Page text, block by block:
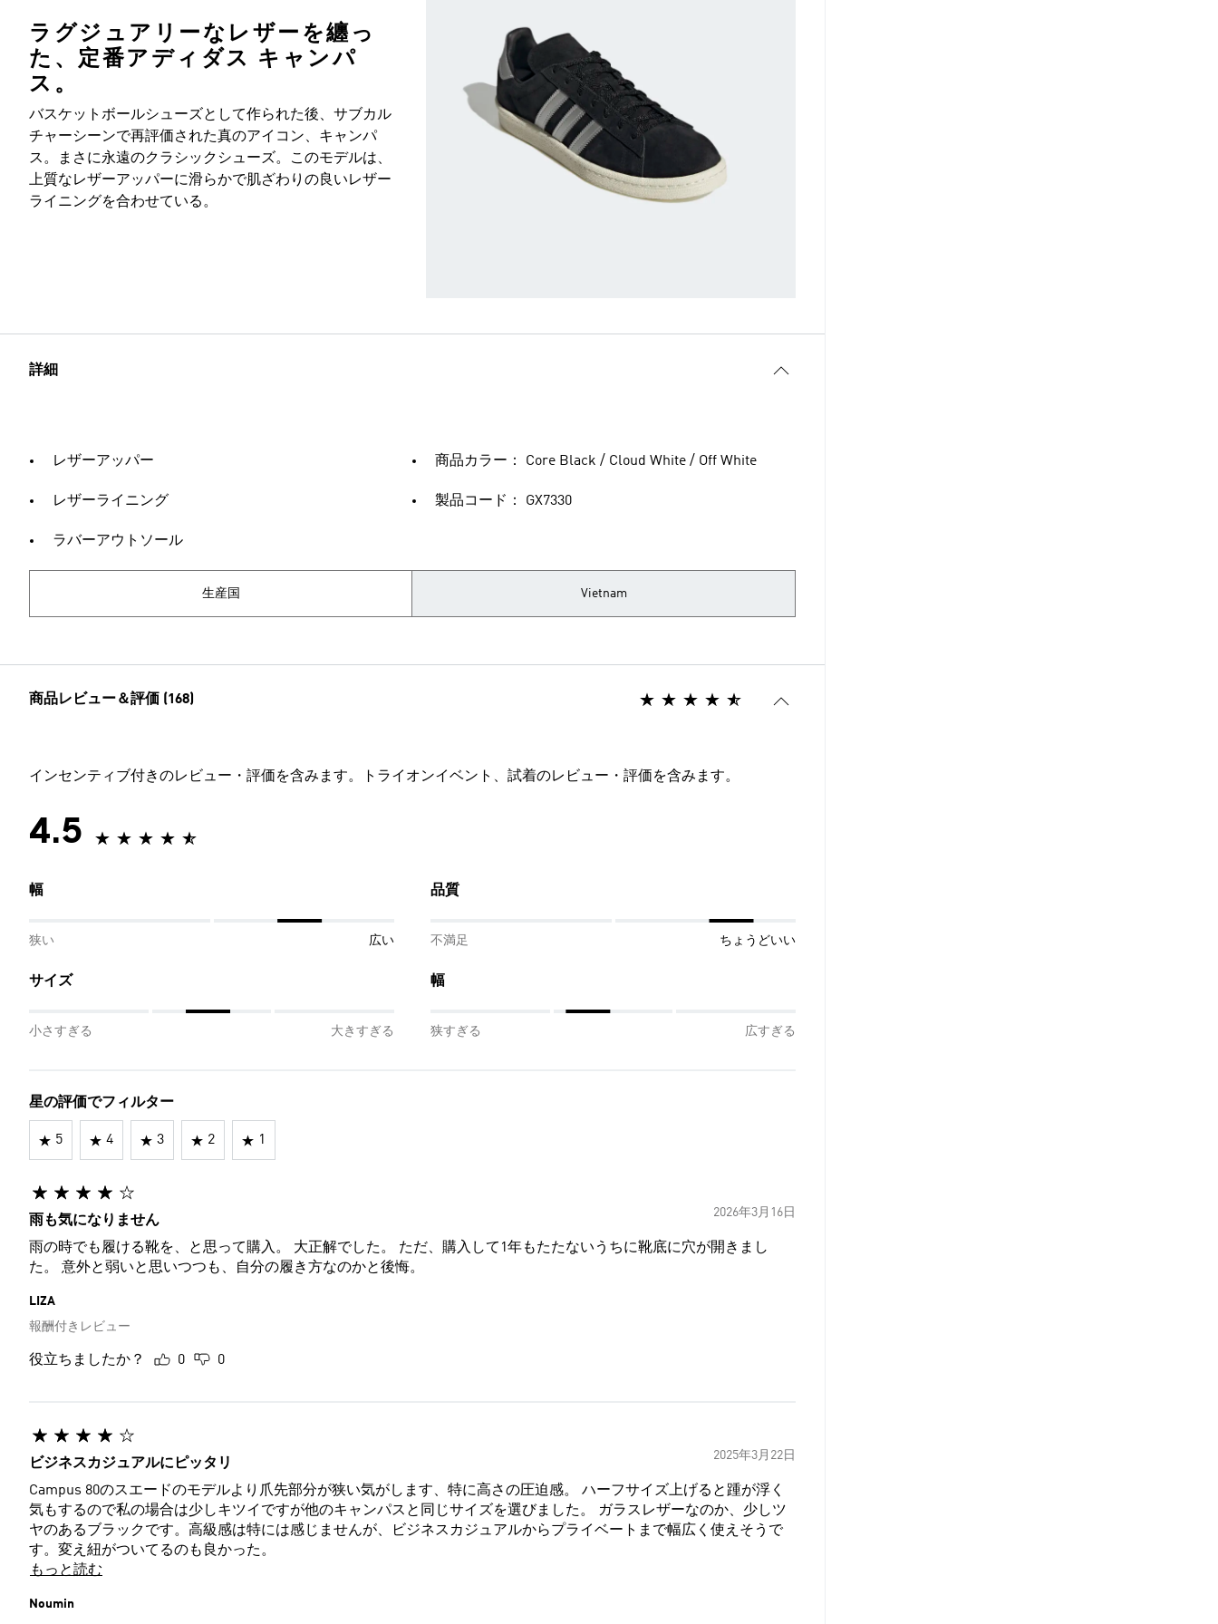
ラグジュアリーなレザーを纏っ
た、定番アディダス キャンパ
ス。
バスケットボールシューズとして作られた後、サブカル
チャーシーンで再評価された真のアイコン、キャンパ
ス。まさに永遠のクラシックシューズ。このモデルは、
上質なレザーアッパーに滑らかで肌ざわりの良いレザー
ライニングを合わせている。
詳細
レザーアッパー
レザーライニング
ラバーアウトソール
商品カラー： Core Black / Cloud White / Off White
製品コード： GX7330
生産国 Vietnam
商品レビュー＆評価 (168)
インセンティブ付きのレビュー・評価を含みます。トライオンイベント、試着のレビュー・評価を含みます。
4.5
幅
狭い 広い
品質
不満足 ちょうどいい
サイズ
小さすぎる 大きすぎる
幅
狭すぎる 広すぎる
星の評価でフィルター
5 4 3 2 1
2026年3月16日
雨も気になりません
雨の時でも履ける靴を、と思って購入。 大正解でした。 ただ、購入して1年もたたないうちに靴底に穴が開きまし
た。 意外と弱いと思いつつも、自分の履き方なのかと後悔。
LIZA
報酬付きレビュー
役立ちましたか？ 0 0
2025年3月22日
ビジネスカジュアルにピッタリ
Campus 80のスエードのモデルより爪先部分が狭い気がします、特に高さの圧迫感。 ハーフサイズ上げると踵が浮く
気もするので私の場合は少しキツイですが他のキャンパスと同じサイズを選びました。 ガラスレザーなのか、少しツ
ヤのあるブラックです。高級感は特には感じませんが、ビジネスカジュアルからプライベートまで幅広く使えそうで
す。変え紐がついてるのも良かった。
もっと読む
Noumin